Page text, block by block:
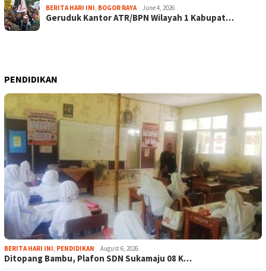
BERITA HARI INI, BOGOR RAYA June 4, 2026
Geruduk Kantor ATR/BPN Wilayah 1 Kabupat…
PENDIDIKAN
BERITA HARI INI, PENDIDIKAN August 6, 2026
Ditopang Bambu, Plafon SDN Sukamaju 08 K…